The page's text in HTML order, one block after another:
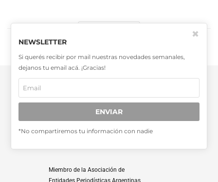
Miembro de la Asociación de
Entidades Periodísticas Argentinas
NEWSLETTER
Si querés recibir por mail nuestras novedades semanales,
dejanos tu email acá. ¡Gracias!
ENVIAR
*No compartiremos tu información con nadie
✖